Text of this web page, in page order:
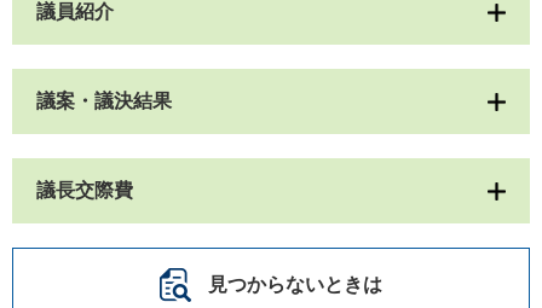
議員紹介
議案・議決結果
議長交際費
見つからないときは